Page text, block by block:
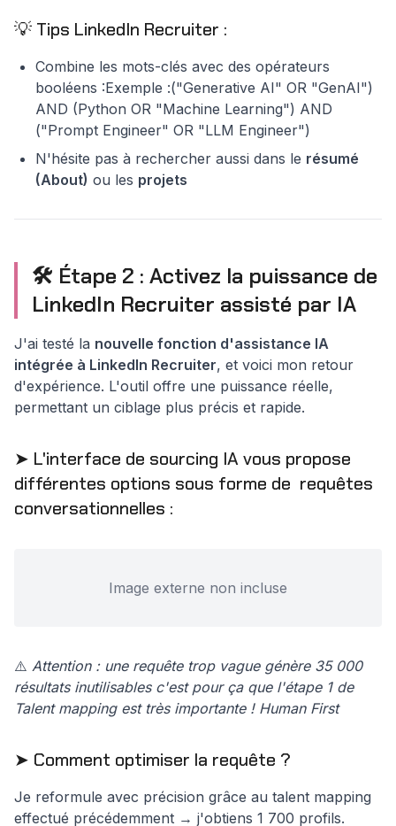
💡 Tips LinkedIn Recruiter :
Combine les mots-clés avec des opérateurs
booléens :Exemple :("Generative AI" OR "GenAI")
AND (Python OR "Machine Learning") AND
("Prompt Engineer" OR "LLM Engineer")
N'hésite pas à rechercher aussi dans le résumé
(About) ou les projets
🛠️ Étape 2 : Activez la puissance de
LinkedIn Recruiter assisté par IA
J'ai testé la nouvelle fonction d'assistance IA
intégrée à LinkedIn Recruiter, et voici mon retour
d'expérience. L'outil offre une puissance réelle,
permettant un ciblage plus précis et rapide.
➤ L'interface de sourcing IA vous propose
différentes options sous forme de requêtes
conversationnelles :
Image externe non incluse
⚠️ Attention : une requête trop vague génère 35 000
résultats inutilisables c'est pour ça que l'étape 1 de
Talent mapping est très importante ! Human First
➤ Comment optimiser la requête ?
Je reformule avec précision grâce au talent mapping
effectué précédemment → j'obtiens 1 700 profils.